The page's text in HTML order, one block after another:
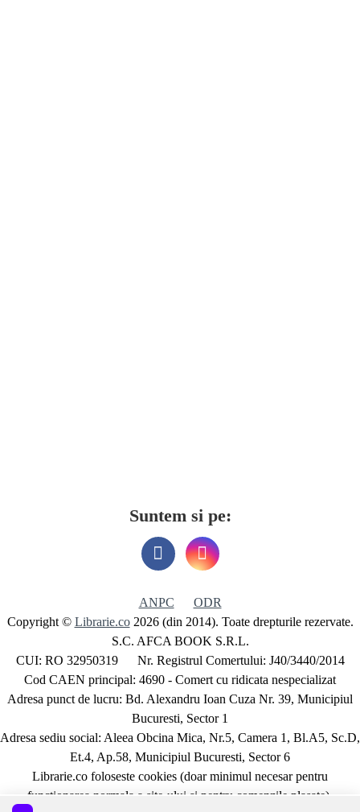
Suntem si pe:
ANPC
ODR
Copyright © Librarie.co 2026 (din 2014). Toate drepturile rezervate.
S.C. AFCA BOOK S.R.L.
CUI: RO 32950319 Nr. Registrul Comertului: J40/3440/2014
Cod CAEN principal: 4690 - Comert cu ridicata nespecializat
Adresa punct de lucru: Bd. Alexandru Ioan Cuza Nr. 39, Municipiul
Bucuresti, Sector 1
Adresa sediu social: Aleea Obcina Mica, Nr.5, Camera 1, Bl.A5, Sc.D,
Et.4, Ap.58, Municipiul Bucuresti, Sector 6
Librarie.co foloseste cookies (doar minimul necesar pentru
functionarea normala a site-ului si pentru comenzile plasate).